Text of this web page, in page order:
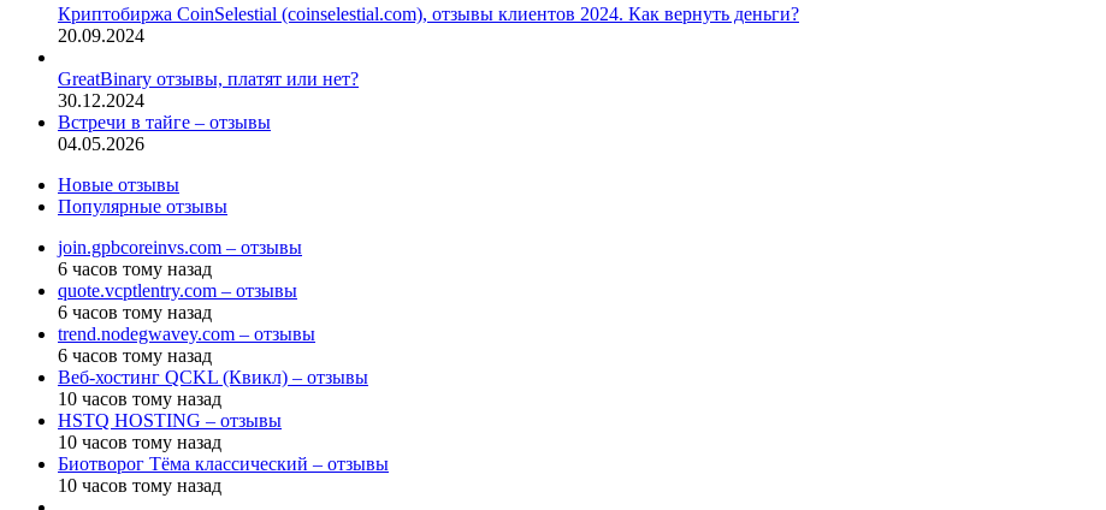
Криптобиржа CoinSelestial (coinselestial.com), отзывы клиентов 2024. Как вернуть деньги?
20.09.2024
GreatBinary отзывы, платят или нет?
30.12.2024
Встречи в тайге – отзывы
04.05.2026
Новые отзывы
Популярные отзывы
join.gpbcoreinvs.com – отзывы
6 часов тому назад
quote.vcptlentry.com – отзывы
6 часов тому назад
trend.nodegwavey.com – отзывы
6 часов тому назад
Веб-хостинг QCKL (Квикл) – отзывы
10 часов тому назад
HSTQ HOSTING – отзывы
10 часов тому назад
Биотворог Тёма классический – отзывы
10 часов тому назад